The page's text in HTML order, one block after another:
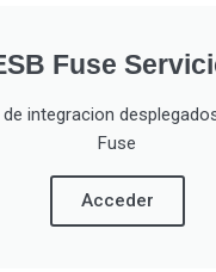
Fuse
integracion
Fuse
Acceder